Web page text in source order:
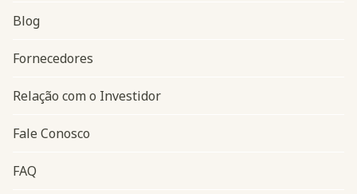
Navegação do rodapé
Blog
Fornecedores
Relação com o Investidor
Fale Conosco
FAQ